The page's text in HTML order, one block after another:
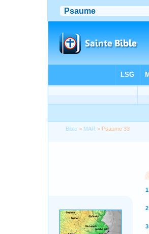
Bible > MAR > Psaume 33
1
2
3